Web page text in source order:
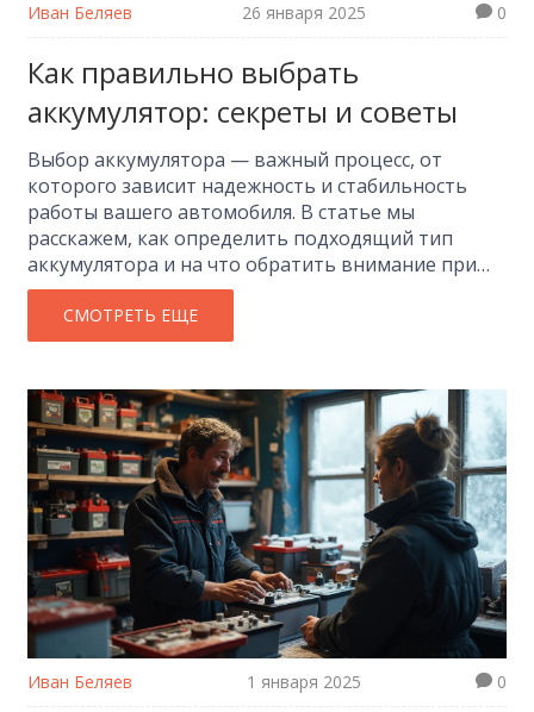
Иван Беляев 26 января 2025 0
Как правильно выбрать
аккумулятор: секреты и советы
Выбор аккумулятора — важный процесс, от
которого зависит надежность и стабильность
работы вашего автомобиля. В статье мы
расскажем, как определить подходящий тип
аккумулятора и на что обратить внимание при
покупке. Вы узнаете, как рассчитать
необходимую емкость и какие технические
характеристики учитывать. Мы поделимся
интересных фактах, связанных с аккумуляторами.
СМОТРЕТЬ ЕЩЕ
Иван Беляев 1 января 2025 0